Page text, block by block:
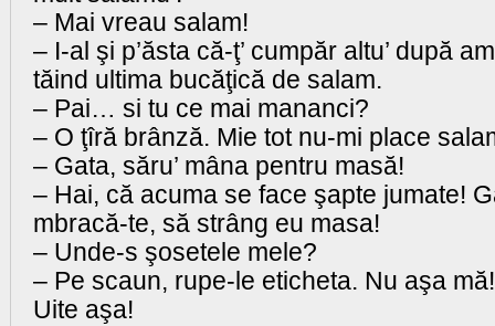
– Mai vreau salam!
– I-al şi p’ăsta că-ţ’ cumpăr altu’ după
tăind ultima bucăţică de salam.
– Pai… si tu ce mai mananci?
– O ţîră brânză. Mie tot nu-mi place
– Gata, săru’ mâna pentru masă!
– Hai, că acuma se face şapte jumate!
mbracă-te, să strâng eu masa!
– Unde-s şosetele mele?
– Pe scaun, rupe-le eticheta. Nu aşa
Uite aşa!